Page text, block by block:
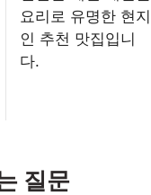
요리로 유명한 현지
인 추천 맛집입니
다.
질문